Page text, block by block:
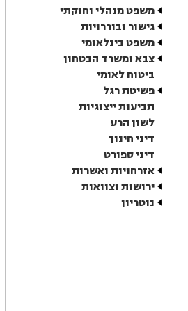
משפט מנהלי וחוקתי
גישור ובוררויות
משפט בינלאומי
צבא ומשרד הבטחון
ביטוח לאומי
פשיטת רגל
תביעות ייצוגיות
לשון הרע
דיני חינוך
דיני ספורט
אזרחויות ואשרות
ירושות וצוואות
נוטריון